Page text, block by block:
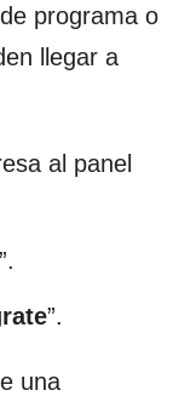
programa o
llegar a
al panel
”.
”.
una